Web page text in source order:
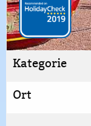
Kategorie
Ort